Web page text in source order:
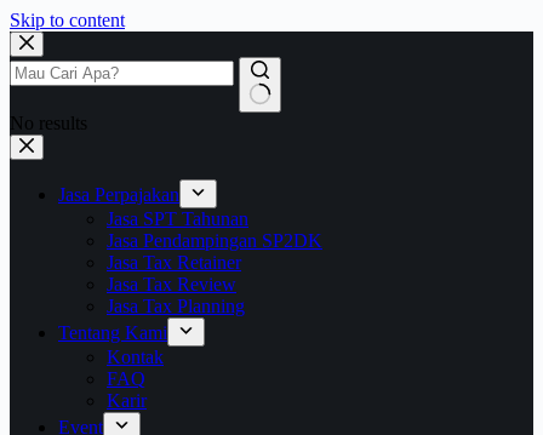
Skip to content
No results
Jasa Perpajakan
Jasa SPT Tahunan
Jasa Pendampingan SP2DK
Jasa Tax Retainer
Jasa Tax Review
Jasa Tax Planning
Tentang Kami
Kontak
FAQ
Karir
Event